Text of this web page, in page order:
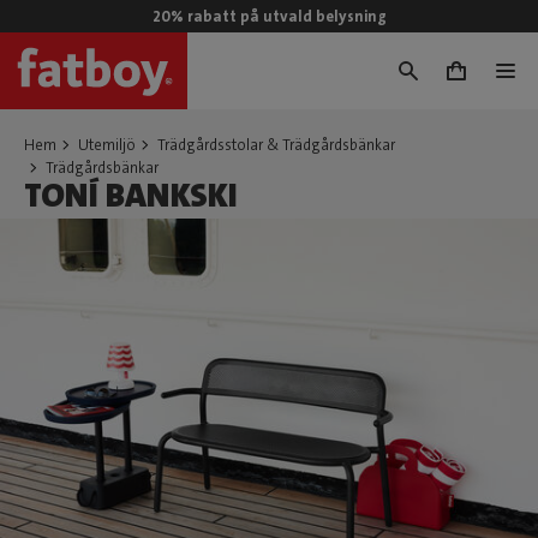
20% rabatt på utvald belysning
0
Hem Utemiljö
Trädgårdsstolar & Trädgårdsbänkar
Trädgårdsbänkar
TONÍ BANKSKI